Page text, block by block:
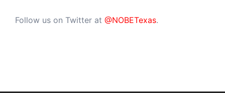
Follow us on Twitter at @NOBETexas.